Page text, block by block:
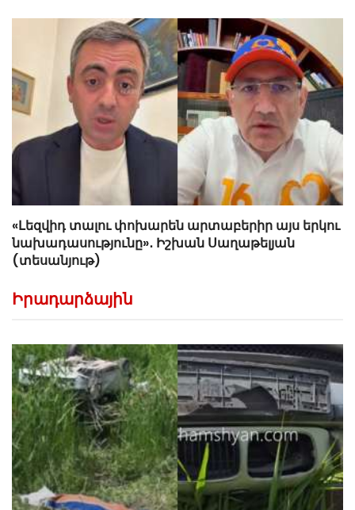
«Լեզվիդ տալու փոխարեն արտաբերիր այս երկու
նախադասությունը»․ Իշխան Սաղաթելյան
(տեսանյութ)
Իրադարձային